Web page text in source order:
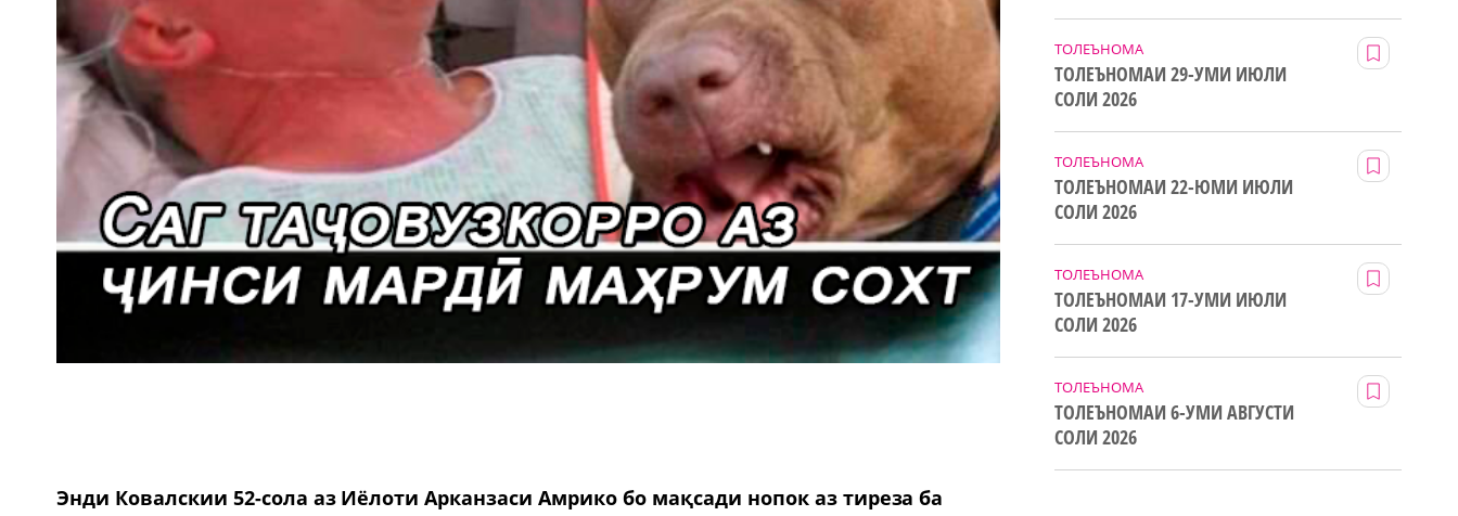
Энди Ковалскии 52-сола аз Иёлоти Арканзаси Амрико бо мақсади нопок аз тиреза ба
ТОЛЕЪНОМА
ТОЛЕЪНОМАИ 29-УМИ ИЮЛИ
СОЛИ 2026
ТОЛЕЪНОМА
ТОЛЕЪНОМАИ 22-ЮМИ ИЮЛИ
СОЛИ 2026
ТОЛЕЪНОМА
ТОЛЕЪНОМАИ 17-УМИ ИЮЛИ
СОЛИ 2026
ТОЛЕЪНОМА
ТОЛЕЪНОМАИ 6-УМИ АВГУСТИ
СОЛИ 2026